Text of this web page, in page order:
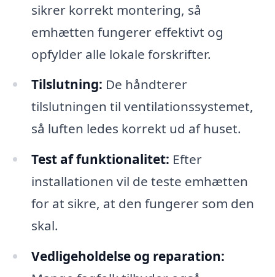
sikrer korrekt montering, så
emhætten fungerer effektivt og
opfylder alle lokale forskrifter.
Tilslutning: De håndterer
tilslutningen til ventilationssystemet,
så luften ledes korrekt ud af huset.
Test af funktionalitet: Efter
installationen vil de teste emhætten
for at sikre, at den fungerer som den
skal.
Vedligeholdelse og reparation: